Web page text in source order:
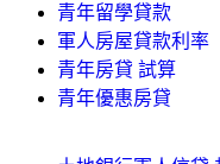
青年留學貸款
軍人房屋貸款利率
青年房貸 試算
青年優惠房貸